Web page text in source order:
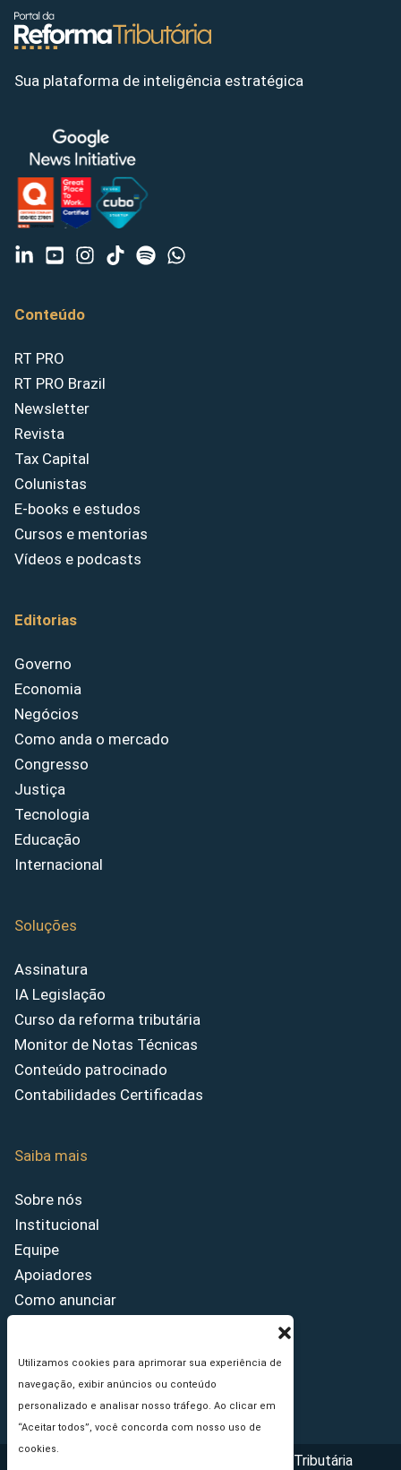
Utilizamos cookies para aprimorar sua experiência de
navegação, exibir anúncios ou conteúdo
personalizado e analisar nosso tráfego. Ao clicar em
“Aceitar todos”, você concorda com nosso uso de
cookies.
Sua plataforma de inteligência estratégica
Conteúdo
RT PRO
RT PRO Brazil
Newsletter
Revista
Tax Capital
Colunistas
E-books e estudos
Cursos e mentorias
Vídeos e podcasts
Editorias
Governo
Economia
Negócios
Como anda o mercado
Congresso
Justiça
Tecnologia
Educação
Internacional
Soluções
Assinatura
IA Legislação
Curso da reforma tributária
Monitor de Notas Técnicas
Conteúdo patrocinado
Contabilidades Certificadas
Saiba mais
Sobre nós
Institucional
Equipe
Apoiadores
Como anunciar
Princípios Editoriais
Copyright © 2026 - Portal da Reforma Tributária